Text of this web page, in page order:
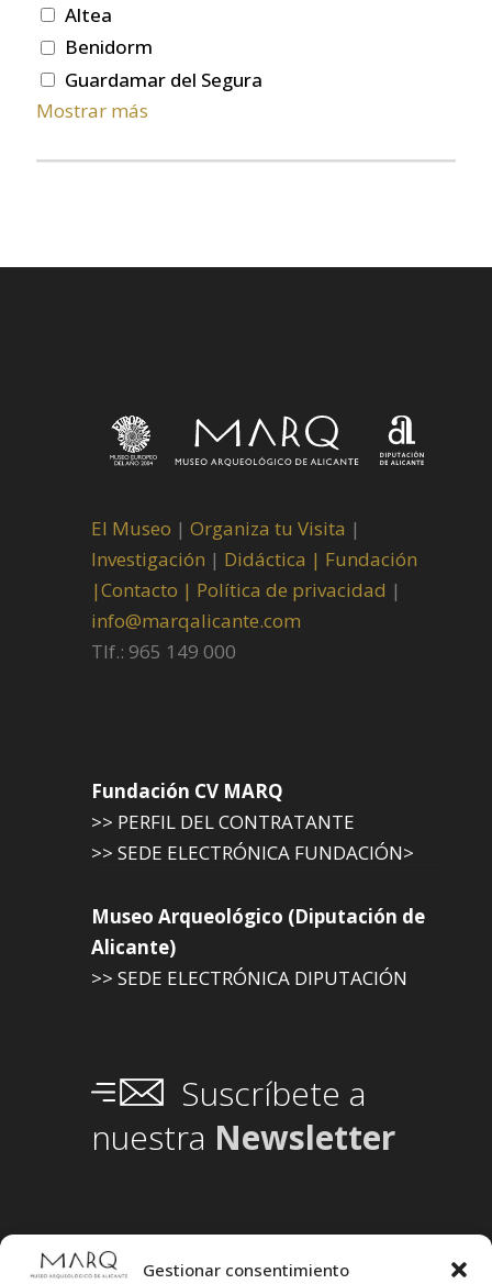
Gestionar consentimiento
Altea
Benidorm
Guardamar del Segura
Mostrar más
El Museo | Organiza tu Visita |
Investigación | Didáctica | Fundación
|Contacto | Política de privacidad |
info@marqalicante.com
Tlf.: 965 149 000
Fundación CV MARQ
>> PERFIL DEL CONTRATANTE
>> SEDE ELECTRÓNICA FUNDACIÓN>
Museo Arqueológico (Diputación de
Alicante)
>> SEDE ELECTRÓNICA DIPUTACIÓN
Suscríbete a
nuestra Newsletter